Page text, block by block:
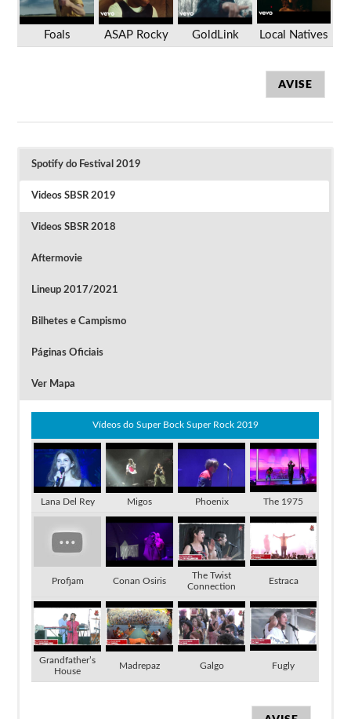
Foals ASAP Rocky GoldLink Local Natives
AVISE
Spotify do Festival 2019
Videos SBSR 2019
Videos SBSR 2018
Aftermovie
Lineup 2017/2021
Bilhetes e Campismo
Páginas Oficiais
Ver Mapa
Vídeos do Super Bock Super Rock 2019
Lana Del Rey Migos Phoenix The 1975
Profjam Conan Osiris
The Twist
Connection
Estraca
Grandfather’s
House
Madrepaz Galgo Fugly